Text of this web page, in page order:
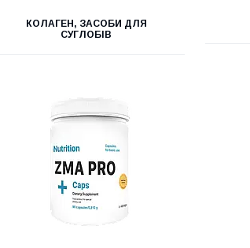
КОЛАГЕН, ЗАСОБИ ДЛЯ
СУГЛОБІВ